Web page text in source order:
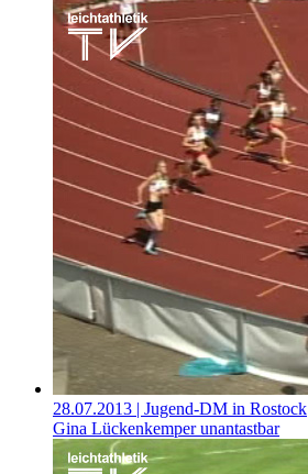
28.07.2013 | Jugend-DM in Rostock
Gina Lückenkemper unantastbar